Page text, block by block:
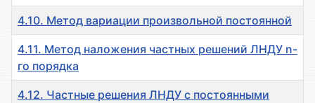
4.10. Метод вариации произвольной постоянной
4.11. Метод наложения частных решений ЛНДУ n-
го порядка
4.12. Частные решения ЛНДУ с постоянными